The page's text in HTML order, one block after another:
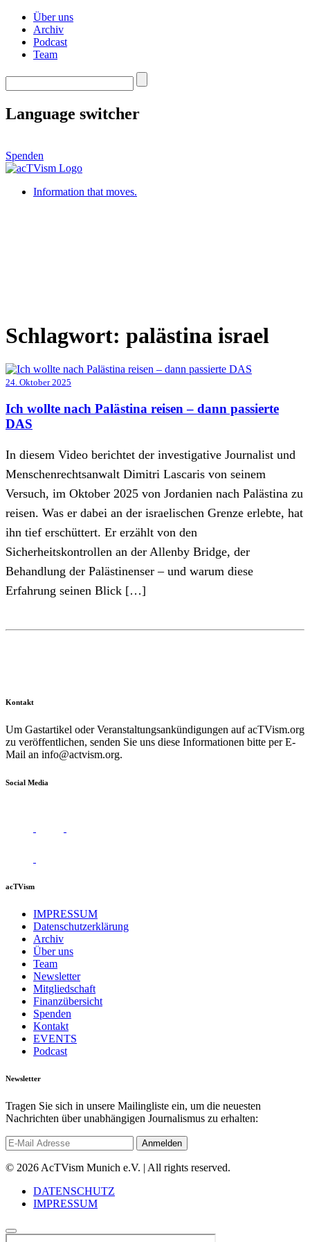
Über uns
Archiv
Podcast
Team
Language switcher
Spenden
Information that moves.
Schlagwort: palästina israel
24. Oktober 2025
Ich wollte nach Palästina reisen – dann passierte
DAS
In diesem Video berichtet der investigative Journalist und
Menschenrechtsanwalt Dimitri Lascaris von seinem
Versuch, im Oktober 2025 von Jordanien nach Palästina zu
reisen. Was er dabei an der israelischen Grenze erlebte, hat
ihn tief erschüttert. Er erzählt von den
Sicherheitskontrollen an der Allenby Bridge, der
Behandlung der Palästinenser – und warum diese
Erfahrung seinen Blick […]
Kontakt
Um Gastartikel oder Veranstaltungsankündigungen auf acTVism.org
zu veröffentlichen, senden Sie uns diese Informationen bitte per E-
Mail an info@actvism.org.
Social Media
acTVism
IMPRESSUM
Datenschutzerklärung
Archiv
Über uns
Team
Newsletter
Mitgliedschaft
Finanzübersicht
Spenden
Kontakt
EVENTS
Podcast
Newsletter
Tragen Sie sich in unsere Mailingliste ein, um die neuesten
Nachrichten über unabhängigen Journalismus zu erhalten:
© 2026 AcTVism Munich e.V. | All rights reserved.
DATENSCHUTZ
IMPRESSUM